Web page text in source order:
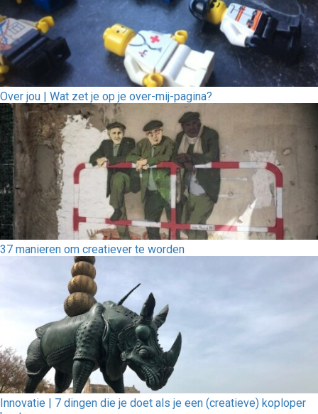
Over jou | Wat zet je op je over-mij-pagina?
37 manieren om creatiever te worden
Innovatie | 7 dingen die je doet als je een (creatieve) koploper